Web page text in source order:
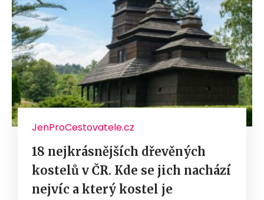
JenProCestovatele.cz
18 nejkrásnějších dřevěných
kostelů v ČR. Kde se jich nachází
nejvíc a který kostel je